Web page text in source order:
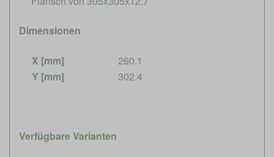
Dimensionen
X [mm]
260.1
Y [mm]
302.4
Verfügbare Varianten